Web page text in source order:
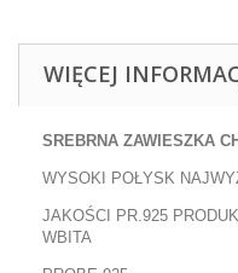
WIĘCEJ
SREBRNA ZAWIESZKA
WYSOKI POŁYSK
JAKOŚCI PR.925
WBITA